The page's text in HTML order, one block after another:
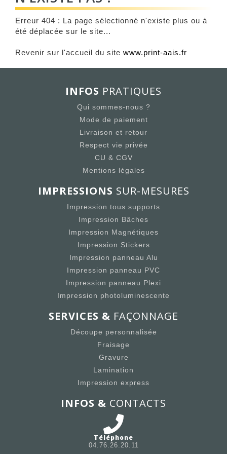
Erreur 404 : La page sélectionné n'existe plus ou à
été déplacée sur le site...
Revenir sur l'accueil du site www.print-aais.fr
INFOS PRATIQUES
Qui sommes-nous ?
Mode de paiement
Livraison et retour
Respect vie privée
CU & CGV
Mentions légales
IMPRESSIONS SUR-MESURES
Impression tous supports
Impression Bâches
Impression Magnétiques
Impression Stickers
Impression panneau Alu
Impression panneau PVC
Impression panneau Plexi
Impression photoluminescente
SERVICES & FAÇONNAGE
Découpe personnalisée
Fraisage
Gravure
Lamination
Impression express
INFOS & CONTACTS
Téléphone
04.76.26.20.11